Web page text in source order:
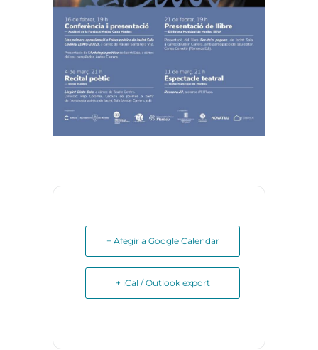
+ Afegir a Google Calendar
+ iCal / Outlook export